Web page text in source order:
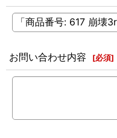
お問い合わせ内容 [必須]